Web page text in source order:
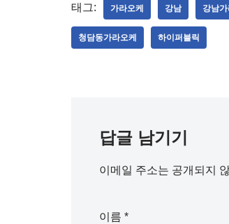
태그: 가라오케 강남 강남가
청담동가라오케 하이퍼블릭
답글 남기기
이메일 주소는 공개되지
이름 *